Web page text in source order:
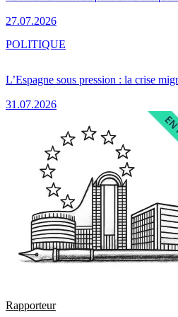
27.07.2026
L’Espagne sous pression : la crise
31.07.2026
POLITIQUE
Rapporteur